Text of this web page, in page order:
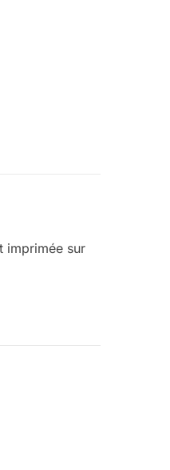
imprimée sur